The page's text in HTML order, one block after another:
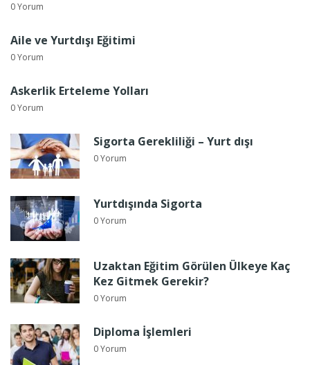
0 Yorum
Aile ve Yurtdışı Eğitimi
0 Yorum
Askerlik Erteleme Yolları
0 Yorum
Sigorta Gerekliliği – Yurt dışı
0 Yorum
Yurtdışında Sigorta
0 Yorum
Uzaktan Eğitim Görülen Ülkeye Kaç
Kez Gitmek Gerekir?
0 Yorum
Diploma İşlemleri
0 Yorum